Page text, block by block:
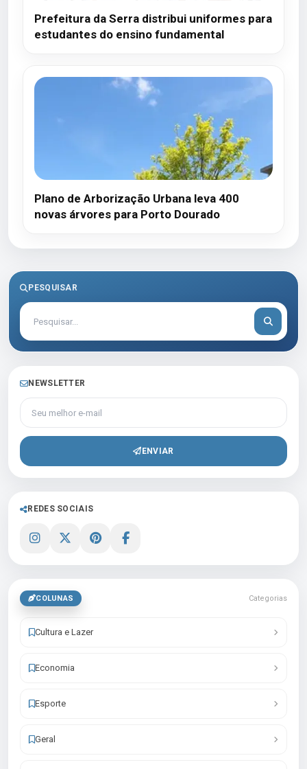
Prefeitura da Serra distribui uniformes para
estudantes do ensino fundamental
Plano de Arborização Urbana leva 400
novas árvores para Porto Dourado
PESQUISAR
NEWSLETTER
Seu melhor e-mail
ENVIAR
REDES SOCIAIS
COLUNAS Categorias
Cultura e Lazer
Economia
Esporte
Geral